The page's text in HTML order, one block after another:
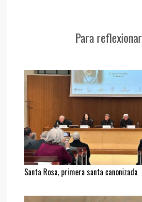
Para reflexionar
Santa Rosa, primera santa canonizada